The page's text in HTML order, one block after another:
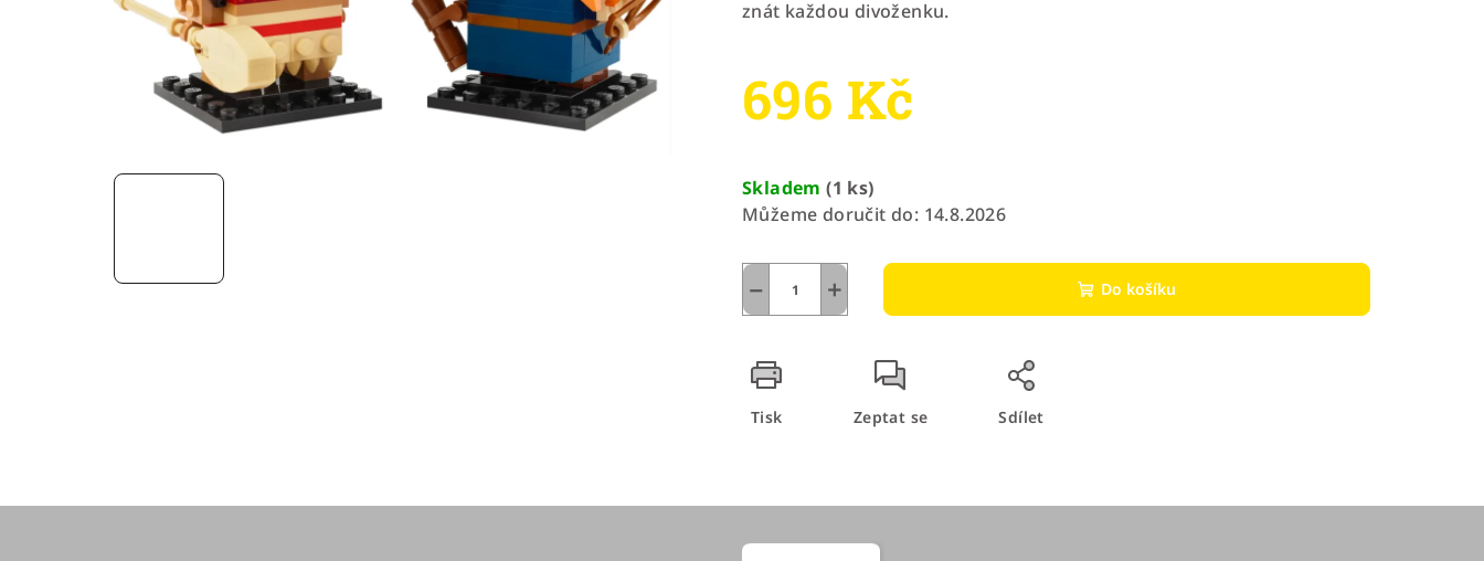
hvězdiček.
znát každou divoženku.
696 Kč
cena:
Skladem(1 ks)
Můžeme doručit do: 14.8.2026
+
− Do košíku
Tisk Zeptat se Sdílet